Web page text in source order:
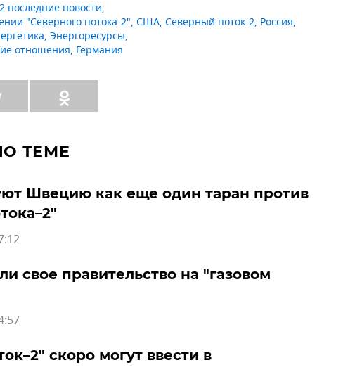
последние новости,
"Северного потока-2", США, Северный поток-2, Россия,
, Энергоресурсы,
отношения, Германия
ТЕМЕ
Швецию как еще один таран против
свое правительство на "газовом
скоро могут ввести в